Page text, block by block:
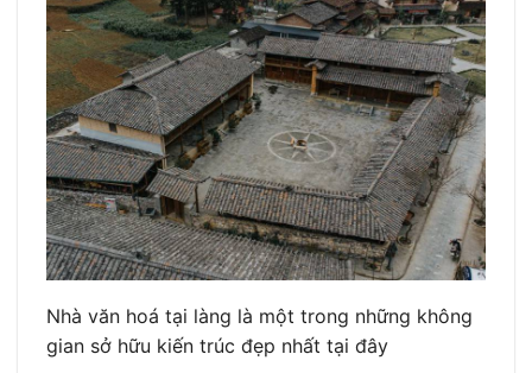
Nhà văn hoá tại làng là một trong những không
gian sở hữu kiến trúc đẹp nhất tại đây